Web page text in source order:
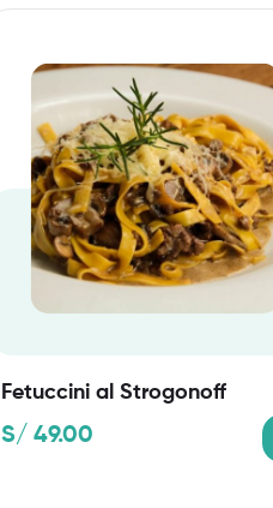
Fetuccini al Strogonoff
S/ 49.00